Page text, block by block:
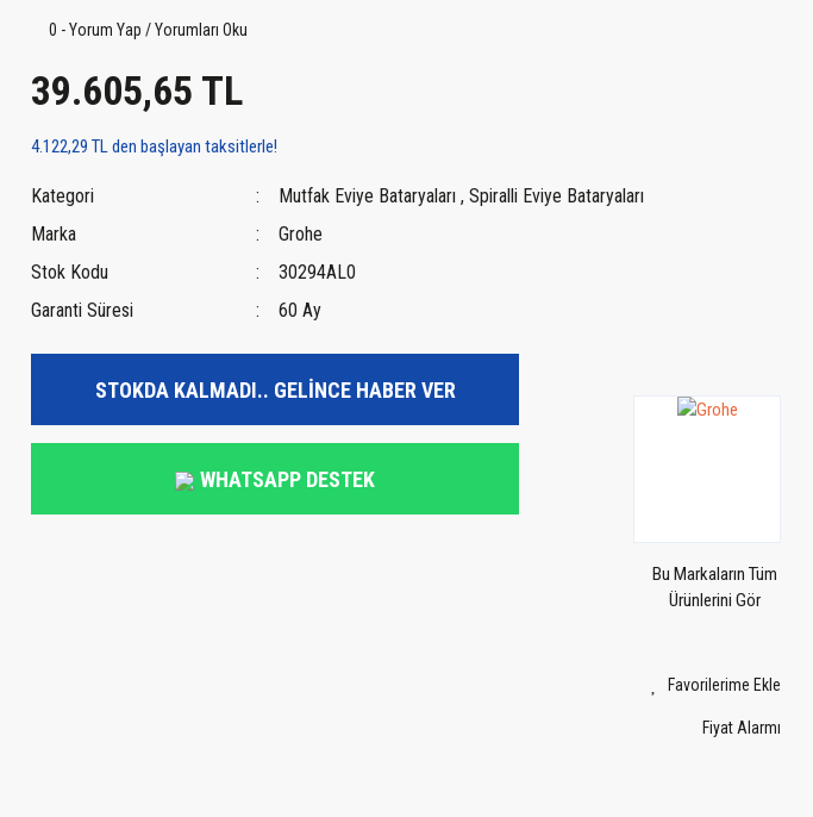
0 - Yorum Yap / Yorumları Oku
39.605,65 TL
4.122,29 TL den başlayan taksitlerle!
Kategori Mutfak Eviye Bataryaları , Spiralli Eviye Bataryaları
Marka
Grohe
Stok Kodu
30294AL0
Garanti Süresi
60 Ay
STOKDA KALMADI.. GELİNCE HABER VER
WHATSAPP DESTEK
Bu Markaların Tüm
Ürünlerini Gör
Fiyat Alarmı